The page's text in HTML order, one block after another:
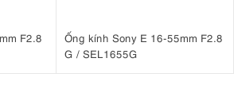
F2.8
Ống kính Sony E 16-55mm F2.8
G / SEL1655G